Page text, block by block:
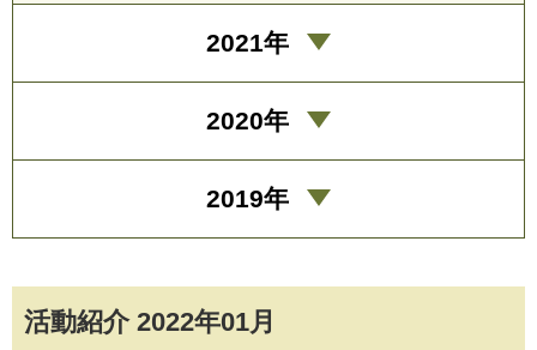
活動紹介 2022年01月
2021年
2020年
2019年